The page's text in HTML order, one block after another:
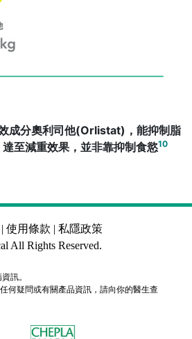
成分奧利司他(Orlistat)，能抑制脂
至減重效果，並非靠抑制食慾10
| 使用條款 | 私隱政策
All Rights Reserved.
訊。
何疑問或有關產品資訊，請向你的醫生查